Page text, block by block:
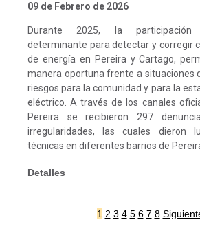
09 de Febrero de 2026
Durante 2025, la
determinante para detectar y corregir
de energía en Pereira y Cartago,
manera oportuna frente a situaciones
riesgos para la comunidad y para la
eléctrico. A través de los canales
Pereira se recibieron 297
irregularidades, las cuales dieron
técnicas en diferentes barrios de
Detalles
1 2 3 4 5 6 7 8